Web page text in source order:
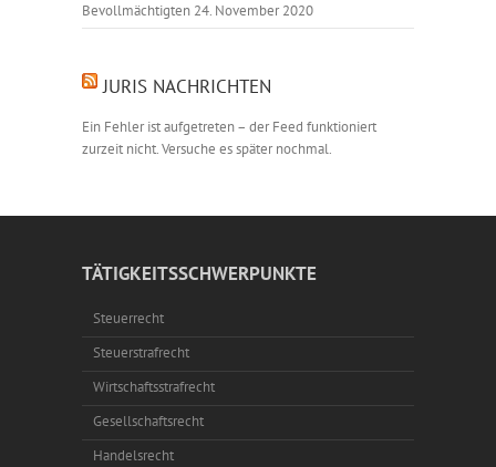
Bevollmächtigten 24. November 2020
JURIS NACHRICHTEN
Ein Fehler ist aufgetreten – der Feed funktioniert
zurzeit nicht. Versuche es später nochmal.
TÄTIGKEITSSCHWERPUNKTE
Steuerrecht
Steuerstrafrecht
Wirtschaftsstrafrecht
Gesellschaftsrecht
Handelsrecht